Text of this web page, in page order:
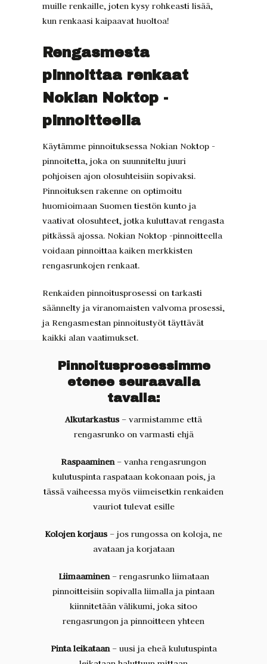
muille renkaille, joten kysy rohkeasti lisää,
kun renkaasi kaipaavat huoltoa!
Rengasmesta
pinnoittaa renkaat
Nokian Noktop -
pinnoitteella
Käytämme pinnoituksessa Nokian Noktop -
pinnoitetta, joka on suunniteltu juuri
pohjoisen ajon olosuhteisiin sopivaksi.
Pinnoituksen rakenne on optimoitu
huomioimaan Suomen tiestön kunto ja
vaativat olosuhteet, jotka kuluttavat rengasta
pitkässä ajossa. Nokian Noktop -pinnoitteella
voidaan pinnoittaa kaiken merkkisten
rengasrunkojen renkaat.
Renkaiden pinnoitusprosessi on tarkasti
säännelty ja viranomaisten valvoma prosessi,
ja Rengasmestan pinnoitustyöt täyttävät
kaikki alan vaatimukset.
Pinnoitusprosessimme
etenee seuraavalla
tavalla:
Alkutarkastus– varmistamme että
rengasrunko on varmasti ehjä
Raspaaminen– vanha rengasrungon
kulutuspinta raspataan kokonaan pois, ja
tässä vaiheessa myös viimeisetkin renkaiden
vauriot tulevat esille
Kolojen korjaus– jos rungossa on koloja, ne
avataan ja korjataan
Liimaaminen– rengasrunko liimataan
pinnoitteisiin sopivalla liimalla ja pintaan
kiinnitetään välikumi, joka sitoo
rengasrungon ja pinnoitteen yhteen
Pinta leikataan– uusi ja eheä kulutuspinta